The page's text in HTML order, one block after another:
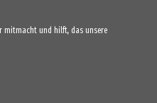
mitmacht und hilft, das unsere